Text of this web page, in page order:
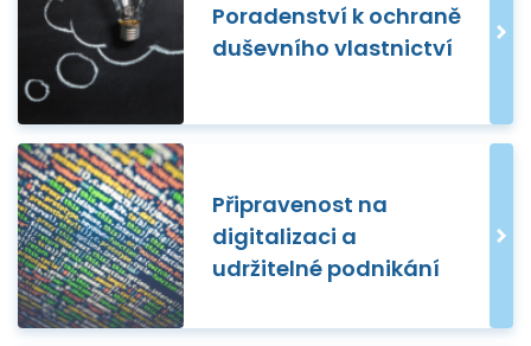
Poradenství k ochraně
duševního vlastnictví
Připravenost na
digitalizaci a
udržitelné podnikání